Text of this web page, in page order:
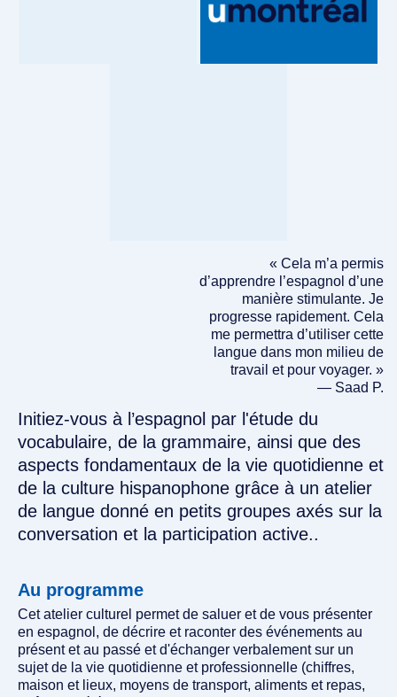
« Cela m’a permis
d’apprendre l’espagnol d’une
manière stimulante. Je
progresse rapidement. Cela
me permettra d’utiliser cette
langue dans mon milieu de
travail et pour voyager. »
— Saad P.
Initiez-vous à l’espagnol par l'étude du
vocabulaire, de la grammaire, ainsi que des
aspects fondamentaux de la vie quotidienne et
de la culture hispanophone grâce à un atelier
de langue donné en petits groupes axés sur la
conversation et la participation active..
Au programme
Cet atelier culturel permet de saluer et de vous présenter
en espagnol, de décrire et raconter des événements au
présent et au passé et d'échanger verbalement sur un
sujet de la vie quotidienne et professionnelle (chiffres,
maison et lieux, moyens de transport, aliments et repas,